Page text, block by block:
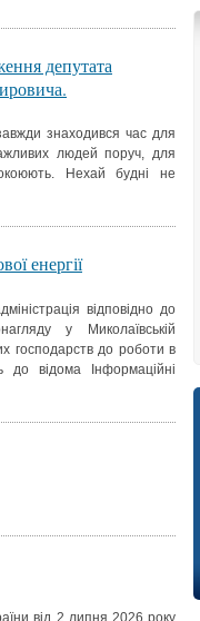
депутата
знаходився час для
людей поруч, для
Нехай будні не
енергії
відповідно до
у Миколаївській
господарств до роботи в
до відома Інформаційні